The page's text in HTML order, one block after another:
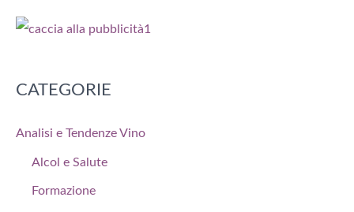
CATEGORIE
Analisi e Tendenze Vino
Alcol e Salute
Formazione